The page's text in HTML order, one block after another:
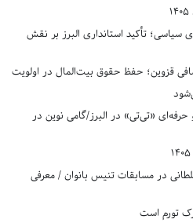
سیاسی؛ تأکید استانداری البرز بر نقش
قزوین؛ حفظ حقوق بیت‌المال در اولویت
حرفه‌ای «تی‌تی» در البرز/گامی نوین در
در مسابقات تنیس بانوان / معرفی
تورم است